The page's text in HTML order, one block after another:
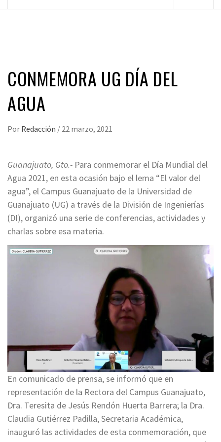
CONMEMORA UG DÍA DEL
AGUA
Por Redacción / 22 marzo, 2021
Guanajuato, Gto.- Para conmemorar el Día Mundial del
Agua 2021, en esta ocasión bajo el lema “El valor del
agua”, el Campus Guanajuato de la Universidad de
Guanajuato (UG) a través de la División de Ingenierías
(DI), organizó una serie de conferencias, actividades y
charlas sobre esa materia.
En comunicado de prensa, se informó que en
representación de la Rectora del Campus Guanajuato,
Dra. Teresita de Jesús Rendón Huerta Barrera; la Dra.
Claudia Gutiérrez Padilla, Secretaria Académica,
inauguró las actividades de esta conmemoración, que